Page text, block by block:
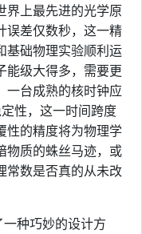
界上最先进的光学原
误差仅数秒，这一精
基础物理实验顺利运
能级大得多，需要更
一台成熟的核时钟应
性，这一时间跨度
性的精度将为物理学
物质的蛛丝马迹，或
常数是否真的从未改
种巧妙的设计方